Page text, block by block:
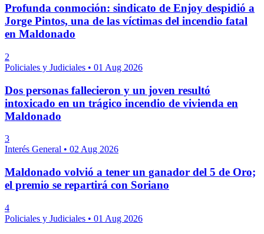
Profunda conmoción: sindicato de Enjoy despidió a
Jorge Pintos, una de las víctimas del incendio fatal
en Maldonado
2
Policiales y Judiciales • 01 Aug 2026
Dos personas fallecieron y un joven resultó
intoxicado en un trágico incendio de vivienda en
Maldonado
3
Interés General • 02 Aug 2026
Maldonado volvió a tener un ganador del 5 de Oro;
el premio se repartirá con Soriano
4
Policiales y Judiciales • 01 Aug 2026